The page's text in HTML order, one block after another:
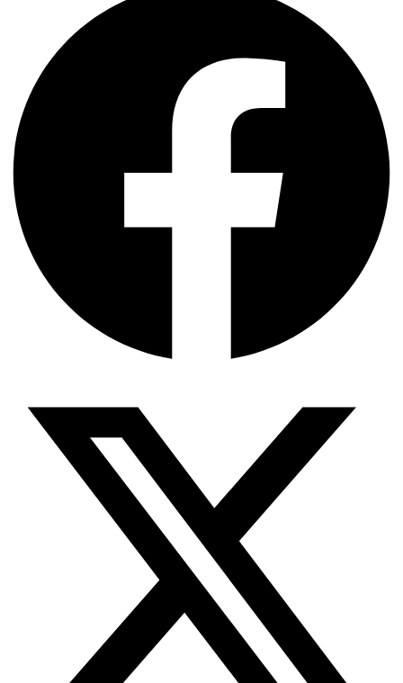
পদ্মা সেতু ও রেল সংযোগ…
বৈশ্বিক অর্থব্যবস্থা, আইএমএফ-বিশ্বব্যাংক, ইসলামী
ব্যাংকিং…
অর্থ পাচারের মহাকাব্য: ১০০ ডলারের…
দক্ষিণ এশিয়ায় ‘জেন-জি’ বিপ্লব: বাংলাদেশ,…